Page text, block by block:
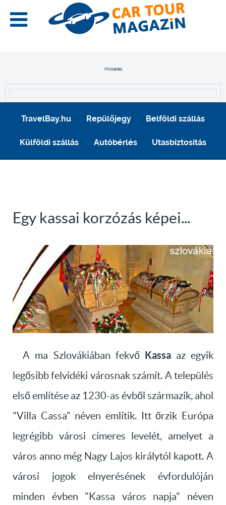
Hirdetés
TravelBay.hu Repülőjegy Belföldi szállás
Külföldi szállás Autóbérlés Utasbiztosítás
Egy kassai korzózás képei...
A ma Szlovákiában fekvő Kassaaz egyik
legősibb felvidéki városnak számít. A település
első említése az 1230-as évből származik, ahol
"Villa Cassa" néven említik. Itt őrzik Európa
legrégibb városi címeres levelét, amelyet a
város anno még Nagy Lajos királytól kapott. A
városi jogok elnyerésének évfordulóján
minden évben "Kassa város napja" néven